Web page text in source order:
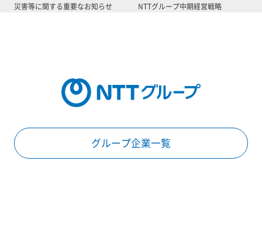
災害等に関する重要なお知らせ NTTグループ中期経営戦略
グループ企業一覧